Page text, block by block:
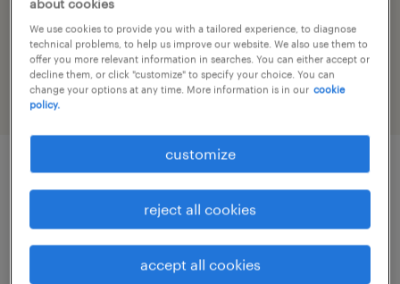
job category
engineering
job details
Heb jij een passie voor techniek, oog voor
detail en wil je meebouwen aan de
about cookies
We use cookies to provide you with a tailored experience, to diagnose
technical problems, to help us improve our website. We also use them to
offer you more relevant information in searches. You can either accept or
decline them, or click "customize" to specify your choice. You can
change your options at any time. More information is in our cookie
policy.
customize
reject all cookies
accept all cookies